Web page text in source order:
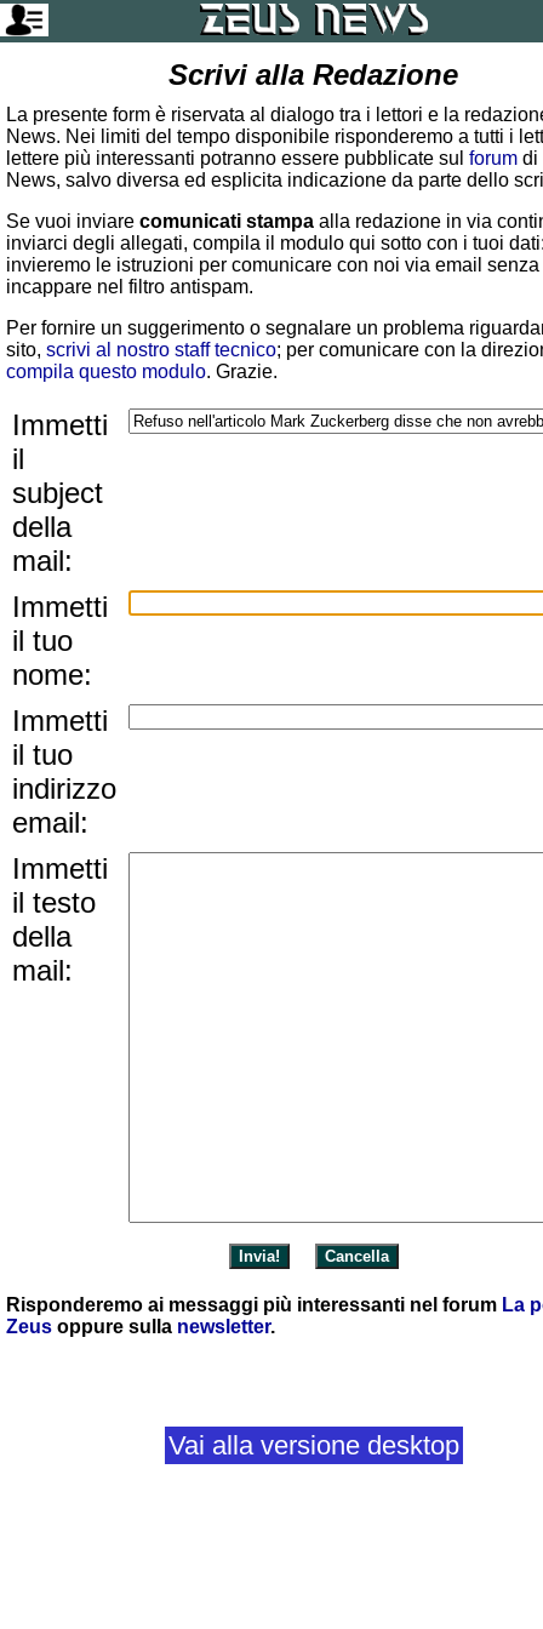
Scrivi alla Redazione
La presente form è riservata al dialogo tra i lettori e la
News. Nei limiti del tempo disponibile risponderemo a tutti i
lettere più interessanti potranno essere pubblicate sul forum di
News, salvo diversa ed esplicita indicazione da parte dello
Se vuoi inviare comunicati stampa alla redazione in via
inviarci degli allegati, compila il modulo qui sotto con i tuoi
invieremo le istruzioni per comunicare con noi via email senza
incappare nel filtro antispam.
Per fornire un suggerimento o segnalare un problema
sito, scrivi al nostro staff tecnico; per comunicare con la
compila questo modulo. Grazie.
Immetti
il
subject
della
mail:
Immetti
il tuo
nome:
Immetti
il tuo
indirizzo
email:
Immetti
il testo
della
mail:
Risponderemo ai messaggi più interessanti nel forum La
Zeus oppure sulla newsletter.
Vai alla versione desktop